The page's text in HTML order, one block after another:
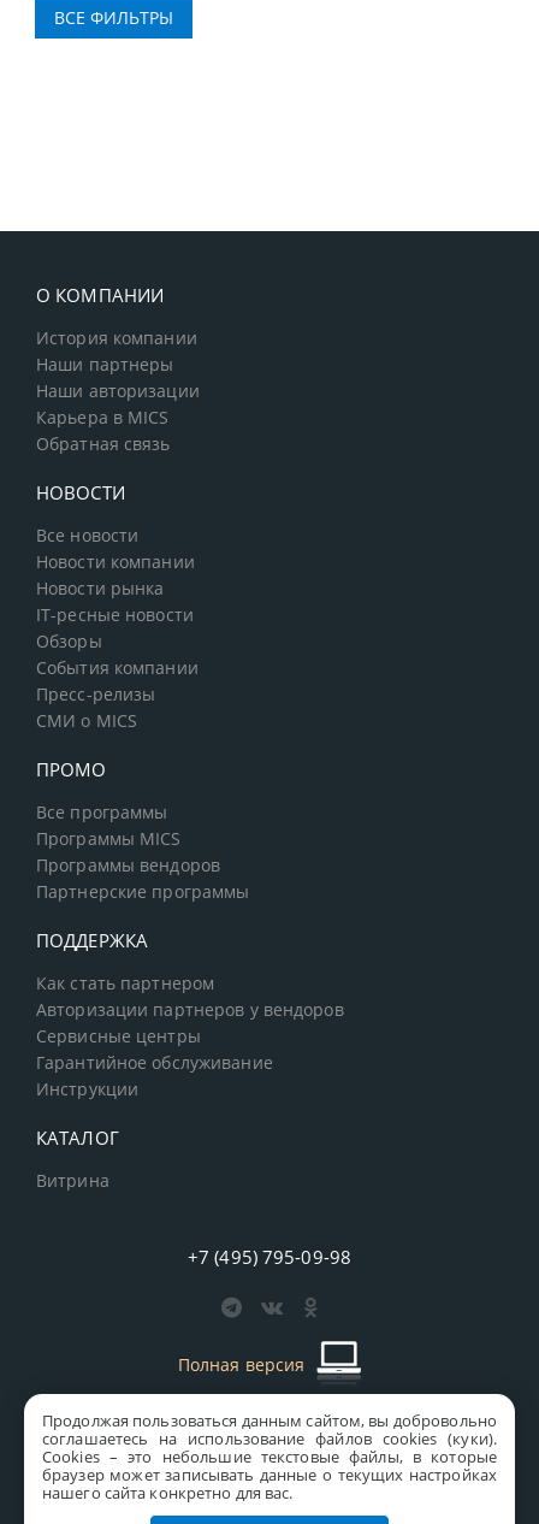
Продолжая пользоваться данным сайтом, вы добровольно
соглашаетесь на использование файлов cookies (куки).
Сookies – это небольшие текстовые файлы, в которые
браузер может записывать данные о текущих настройках
нашего сайта конкретно для вас.
О КОМПАНИИ
История компании
Наши партнеры
Наши авторизации
Карьера в MICS
Обратная связь
НОВОСТИ
Все новости
Новости компании
Новости рынка
IT-ресные новости
Обзоры
События компании
Пресс-релизы
СМИ о MICS
ПРОМО
Все программы
Программы MICS
Программы вендоров
Партнерские программы
ПОДДЕРЖКА
Как стать партнером
Авторизации партнеров у вендоров
Сервисные центры
Гарантийное обслуживание
Инструкции
КАТАЛОГ
Витрина
+7 (495) 795-09-98
Полная версия
старая версия сайтаMICS
Все права защищены © 1997-2026 MICS Distribution Company
Правовая информация